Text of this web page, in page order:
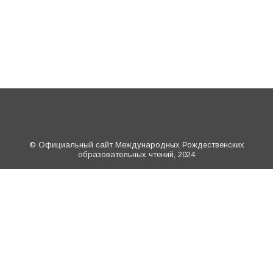
© Официальный сайт Международных Рождественских
образовательных чтений, 2024